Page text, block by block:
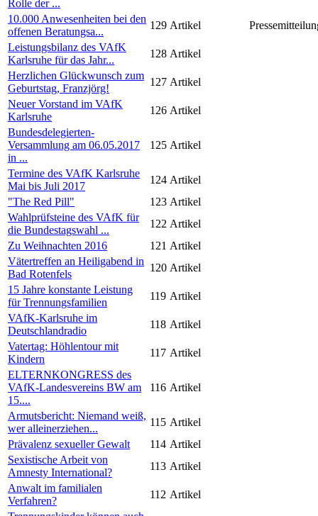
Rolle der ...
10.000 Anwesenheiten bei den
offenen Beratungsa...
129 Artikel
Leistungsbilanz des VAfK
Karlsruhe für das Jahr...
128 Artikel
Herzlichen Glückwunsch zum
Geburtstag, Franzjörg!
127 Artikel
Neuer Vorstand im VAfK
Karlsruhe
126 Artikel
Bundesdelegierten-
Versammlung am 06.05.2017
in ...
125 Artikel
Termine des VAfK Karlsruhe
Mai bis Juli 2017
124 Artikel
"The Red Pill"
123 Artikel
Wahlprüfsteine des VAfK für
die Bundestagswahl ...
122 Artikel
Zu Weihnachten 2016
121 Artikel
Vätertreffen an Heiligabend in
Bad Rotenfels
120 Artikel
15 Jahre konstante Leistung
für Trennungsfamilien
119 Artikel
VAfK-Karlsruhe im
Deutschlandradio
118 Artikel
Vatertag: Höhlentour mit
Kindern
117 Artikel
ELTERNKONGRESS des
VAfK-Landesvereins BW am
15....
116 Artikel
Armutsbericht: Niemand weiß,
wer alleinerziehen...
115 Artikel
Prävalenz sexueller Gewalt
114 Artikel
Sexistische Arbeit von
Amnesty International?
113 Artikel
Anwalt im familialen
Verfahren?
112 Artikel